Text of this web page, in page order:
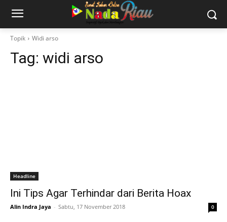
Topik Widi arso
Tag: widi arso
Headline
Ini Tips Agar Terhindar dari Berita Hoax
Alin Indra Jaya - Sabtu, 17 November 2018 0